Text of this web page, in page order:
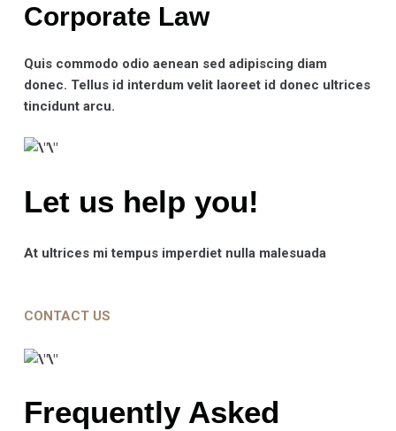
Corporate Law​
Quis commodo odio aenean sed adipiscing diam
donec. Tellus id interdum velit laoreet id donec ultrices
tincidunt arcu.
Let us help you!
At ultrices mi tempus imperdiet nulla malesuada
CONTACT US
Frequently Asked